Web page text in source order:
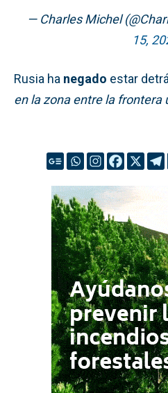
— Charles Michel
15,
Rusia ha negado estar
en la zona entre la frontera